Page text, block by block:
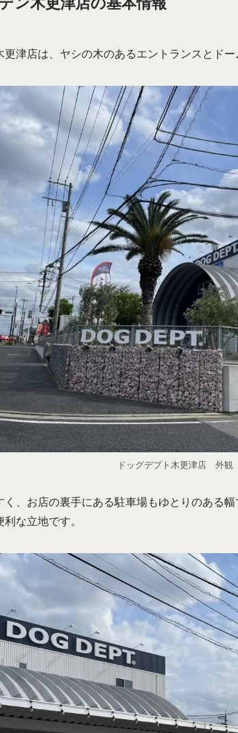
更津店は、ヤシの木のあるエントランスとド
ドッグデプト木更津店 外観
く、お店の裏手にある駐車場もゆとりのある
な立地です。